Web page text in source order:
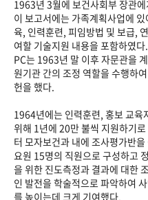
1963년 3월에 보건사회부 장관
이 보고서에는 가족계획사업에
육, 인력훈련, 피임방법 및 보급,
여할 기술지원 내용을 포함하였다.
PC는 1963년 말 이후 자문관을
원기관 간의 조정 역할을 수행하
헌을 했다.
1964년에는 인력훈련, 홍보 교육
위해 1년에 20만 불씩 지원하기
터 모자보건과 내에 조사평가반
요원 15명의 직원으로 구성하고
을 위한 진도측정과 결과에 대한
인 발전을 학술적으로 파악하여
를 높이는데 크게 기여했다.